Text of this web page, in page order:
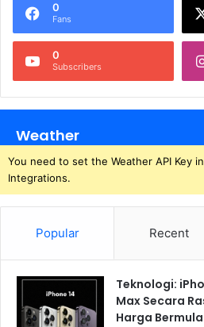
0
Fans
0
Subscribers
Weather
You need to set the Weather API Key
Integrations.
Popular Recent
Teknologi:
Max Secara
Harga Bermula